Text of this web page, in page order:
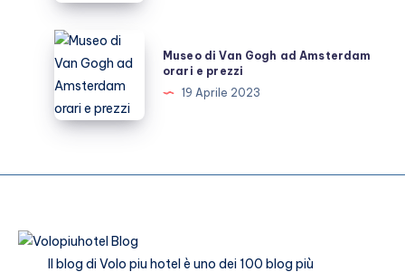
orari
prezzi
e
come
arrivare
Museo
di
Van
Gogh
ad
orari
Museo di Van Gogh ad Amsterdam
orari e prezzi
19 Aprile 2023
Il blog diVolo piu hotelè uno dei 100 blog più